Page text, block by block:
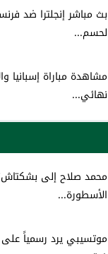
بث مباشر إنجلترا ضد
لحسم...
مشاهدة مباراة إسبانيا
نهائي...
الأسطورة...
موتسيبي يرد رسمياً